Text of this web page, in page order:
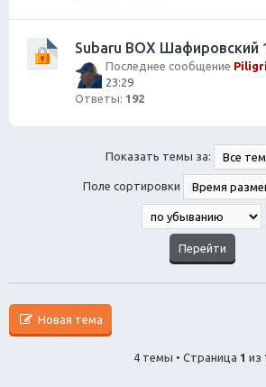
Subaru BOX Шафировский
Последнее сообщение
23:29
Ответы: 192
Показать темы за:
Поле сортировки
Новая тема
4 темы • Страница 1 из